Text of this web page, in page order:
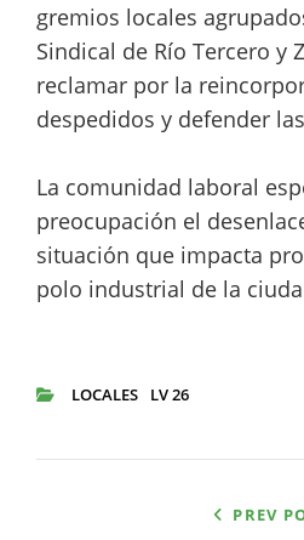
gremios locales
Sindical de Río Tercero y
reclamar por la
despedidos y defender
La comunidad laboral
preocupación el
situación que impacta
polo industrial de la
LOCALES LV 26
PREV